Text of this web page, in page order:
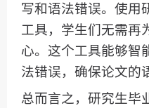
写和语法错误。使用
工具，学生们无需再
心。这个工具能够智
法错误，确保论文的
总而言之，研究生毕